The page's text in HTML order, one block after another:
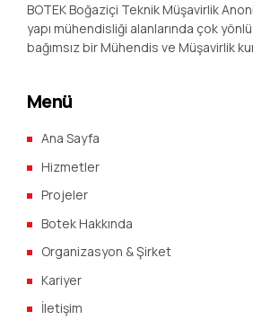
BOTEK Boğaziçi Teknik Müşavirlik
yapı mühendisliği alanlarında çok
bağımsız bir Mühendis ve Müşavirlik
Menü
Ana Sayfa
Hizmetler
Projeler
Botek Hakkında
Organizasyon & Şirket
Kariyer
İletişim